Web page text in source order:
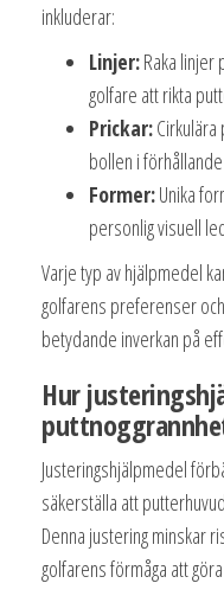
inkluderar:
Linjer:Raka
golfare att rikta
Prickar:
bollen i
Former:Unika
personlig visuell
Varje typ av hjälpmedel
golfarens preferenser
betydande inverkan på
Hur
Justeringshjälpmedel
säkerställa att
Denna justering minskar
golfarens förmåga att